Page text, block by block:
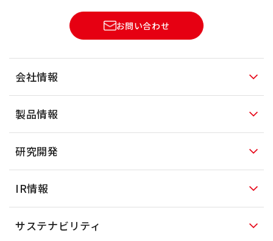
お問い合わせ
会社情報
製品情報
研究開発
IR情報
サステナビリティ